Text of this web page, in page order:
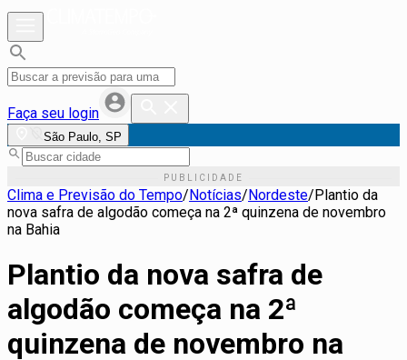
Faça seu login
São Paulo, SP
Clima e Previsão do Tempo/Notícias/Nordeste/Plantio da
nova safra de algodão começa na 2ª quinzena de novembro
na Bahia
Plantio da nova safra de
algodão começa na 2ª
quinzena de novembro na